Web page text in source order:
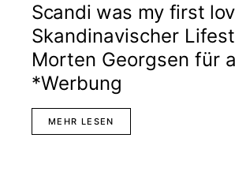
Scandi was my first
Skandinavischer
Morten Georgsen für
*Werbung
MEHR LESEN